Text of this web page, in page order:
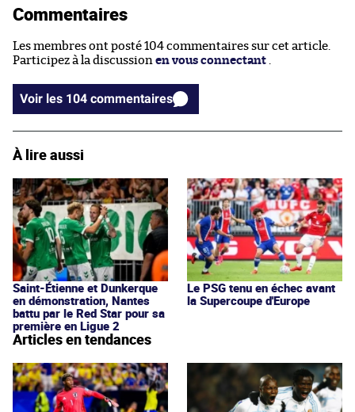
Commentaires
Les membres ont posté 104 commentaires sur cet article.
Participez à la discussion en vous connectant
Voir les 104 commentaires
À lire aussi
Saint-Étienne et Dunkerque
en démonstration, Nantes
battu par le Red Star pour sa
première en Ligue 2
Le PSG tenu en échec avant
la Supercoupe d'Europe
Articles en tendances